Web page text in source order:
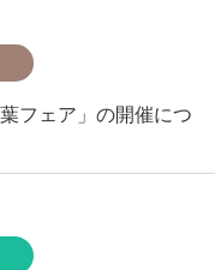
フェア」の開催につ